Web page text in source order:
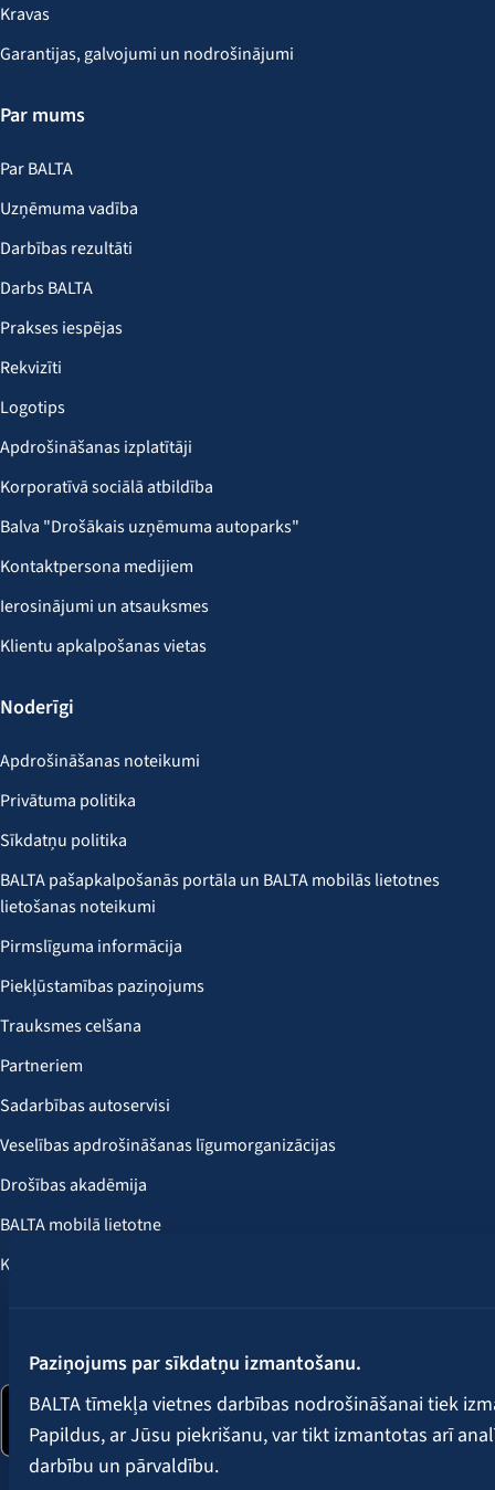
Paziņojums par sīkdatņu izmantošanu.
BALTA tīmekļa vietnes darbības nodrošināšanai tiek
Papildus, ar Jūsu piekrišanu, var tikt izmantotas arī
darbību un pārvaldību.
Kravas
Garantijas, galvojumi un nodrošinājumi
Par mums
Par BALTA
Uzņēmuma vadība
Darbības rezultāti
Darbs BALTA
Prakses iespējas
Rekvizīti
Logotips
Apdrošināšanas izplatītāji
Korporatīvā sociālā atbildība
Balva "Drošākais uzņēmuma autoparks"
Kontaktpersona medijiem
Ierosinājumi un atsauksmes
Klientu apkalpošanas vietas
Noderīgi
Apdrošināšanas noteikumi
Privātuma politika
Sīkdatņu politika
BALTA pašapkalpošanās portāla un BALTA mobilās lietotnes
lietošanas noteikumi
Pirmslīguma informācija
Piekļūstamības paziņojums
Trauksmes celšana
Partneriem
Sadarbības autoservisi
Veselības apdrošināšanas līgumorganizācijas
Drošības akadēmija
BALTA mobilā lietotne
Klientu labumi